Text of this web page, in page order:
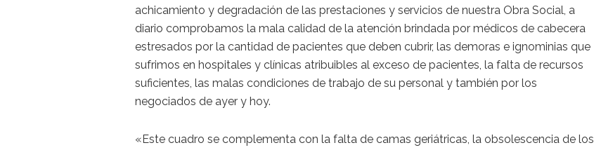
achicamiento y degradación de las prestaciones y servicios de nuestra Obra Social, a
diario comprobamos la mala calidad de la atención brindada por médicos de cabecera
estresados por la cantidad de pacientes que deben cubrir, las demoras e ignominias que
sufrimos en hospitales y clínicas atribuibles al exceso de pacientes, la falta de recursos
suficientes, las malas condiciones de trabajo de su personal y también por los
negociados de ayer y hoy.
«Este cuadro se complementa con la falta de camas geriátricas, la obsolescencia de los